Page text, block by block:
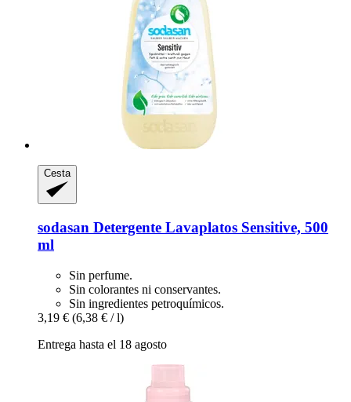
Cesta
sodasan Detergente Lavaplatos Sensitive, 500
ml
Sin perfume.
Sin colorantes ni conservantes.
Sin ingredientes petroquímicos.
3,19 € (6,38 € / l)
Entrega hasta el 18 agosto